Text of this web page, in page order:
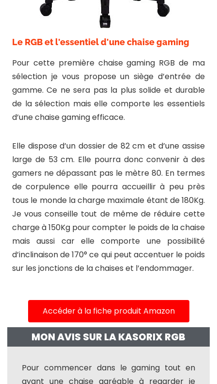
Le RGB et l'essentiel d'une chaise gaming
Pour cette première chaise gaming RGB de ma
sélection je vous propose un siège d’entrée de
gamme. Ce ne sera pas la plus solide et durable
de la sélection mais elle comporte les essentiels
d’une chaise gaming efficace.
Elle dispose d’un dossier de 82 cm et d’une assise
large de 53 cm. Elle pourra donc convenir à des
gamers ne dépassant pas le mètre 80. En termes
de corpulence elle pourra accueillir à peu près
tous le monde la charge maximale étant de 180Kg.
Je vous conseille tout de même de réduire cette
charge à 150Kg pour compter le poids de la chaise
mais aussi car elle comporte une possibilité
d’inclinaison de 170° ce qui peut accentuer le poids
sur les jonctions de la chaises et l’endommager.
Accéder à la fiche produit Amazon
MON AVIS SUR LA KASORIX RGB
Pour commencer dans le gaming tout en
ayant une chaise agréable à regarder je